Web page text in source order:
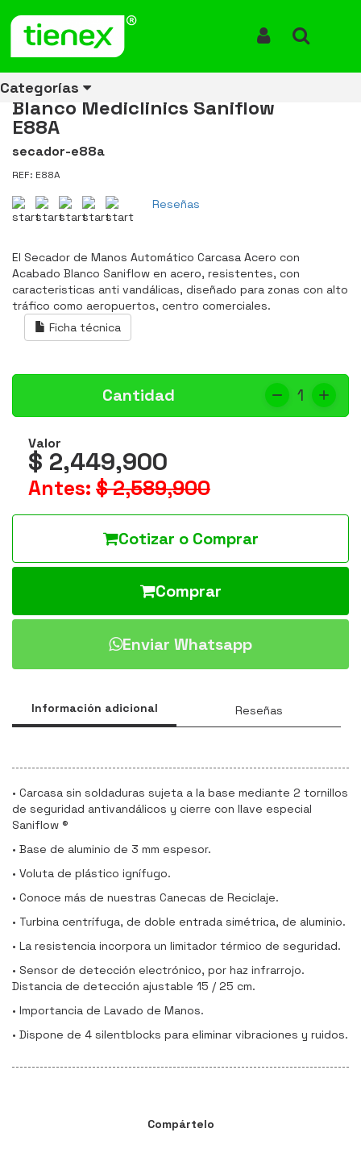
Categorías
Secador de Manos Automático Carcasa Acero con Acabado
Blanco Mediclinics Saniflow E88A
Secador de Manos Automático
Carcasa Acero con Acabado
Blanco Mediclinics Saniflow
E88A
secador-e88a
REF: E88A
Reseñas
El Secador de Manos Automático Carcasa Acero con
Acabado Blanco Saniflow en acero, resistentes, con
caracteristicas anti vandálicas, diseñado para zonas con alto
tráfico como aeropuertos, centro comerciales.
Ficha técnica
Cantidad 1
Valor
$ 2,449,900
Antes: $ 2,589,900
Cotizar o Comprar
Comprar
Enviar Whatsapp
Información adicional Reseñas
• Carcasa sin soldaduras sujeta a la base mediante 2 tornillos
de seguridad antivandálicos y cierre con llave especial
Saniflow ®
• Base de aluminio de 3 mm espesor.
• Voluta de plástico ignífugo.
• Conoce más de nuestras Canecas de Reciclaje.
• Turbina centrífuga, de doble entrada simétrica, de aluminio.
• La resistencia incorpora un limitador térmico de seguridad.
• Sensor de detección electrónico, por haz infrarrojo.
Distancia de detección ajustable 15 / 25 cm.
• Importancia de Lavado de Manos.
• Dispone de 4 silentblocks para eliminar vibraciones y ruidos.
Compártelo
los
productos
ENERGÍA
los
productos
CANECAS
RECICLAJE
los
productos
RUBBERMAID
los
productos
EQUIPOS
LIMPIEZA
los
productos
MANEJO
MATERIALES
los
productos
AIRE
los
productos
ACCESORIOS
BAÑOS